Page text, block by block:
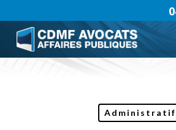
to
main
content
Administratif